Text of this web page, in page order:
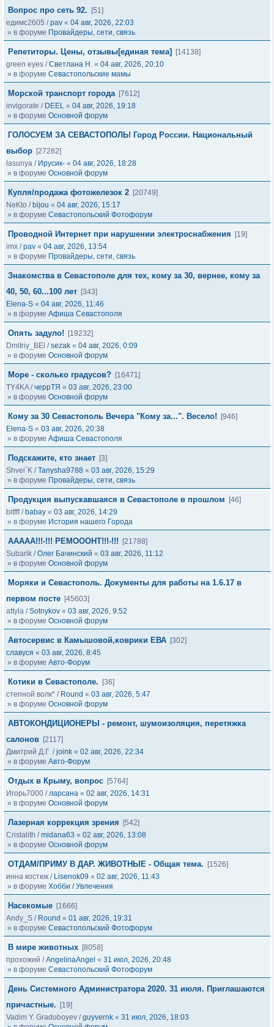
Вопрос про сеть 92.
[51]
едимс2605 /pav « 04 авг, 2026, 22:03
» в форуме Провайдеры, сети, связь
Репетиторы. Цены, отзывы[единая тема]
[14138]
green eyes /Светлана Н. « 04 авг, 2026, 20:10
» в форуме Севастопольские мамы
Морской транспорт города [7612]
invigorate / DEEL « 04 авг, 2026, 19:18
» в форуме Основной форум
ГОЛОСУЕМ ЗА СЕВАСТОПОЛЬ! Город России. Национальный
выбор [27282]
lasunya / Ирусик- « 04 авг, 2026, 18:28
» в форуме Основной форум
Купля/продажа фотожелезок 2 [20749]
NeKto / bijou « 04 авг, 2026, 15:17
» в форуме Севастопольский Фотофорум
Проводной Интернет при нарушении электроснабжения
[19]
imx /pav « 04 авг, 2026, 13:54
» в форуме Провайдеры, сети, связь
Знакомства в Севастополе для тех, кому за 30, вернее, кому за
40, 50, 60...100 лет [343]
Elena-S « 04 авг, 2026, 11:46
» в форуме Афиша Севастополя
Опять задуло!
[19232]
Dmitriy_BEl /sezak « 04 авг, 2026, 0:09
» в форуме Основной форум
Море - сколько градусов? [16471]
TY4KA/черрТЯ « 03 авг, 2026, 23:00
» в форуме Основной форум
Кому за 30 Севастополь Вечера "Кому за...". Весело!
[946]
Elena-S « 03 авг, 2026, 20:38
» в форуме Афиша Севастополя
Подскажите, кто знает [3]
Shvei`K /Tanysha9788 « 03 авг, 2026, 15:29
» в форуме Провайдеры, сети, связь
Продукция выпускавшаяся в Севастополе в прошлом
[46]
bitfff/ babay « 03 авг, 2026, 14:29
» в форуме История нашего Города
ААААА!!!-!!! РЕМОООНТ!!!-!!!
[21788]
Subarik /Олег Бачинский « 03 авг, 2026, 11:12
» в форуме Основной форум
Моряки и Севастополь. Документы для работы на 1.6.17 в
первом посте [45603]
attyla /Sotnykov « 03 авг, 2026, 9:52
» в форуме Основной форум
Автосервис в Камышовой,коврики ЕВА [302]
славуся « 03 авг, 2026, 8:45
» в форуме Авто-Форум
Котики в Севастополе.
[36]
степной волк* / Round « 03 авг, 2026, 5:47
» в форуме Основной форум
АВТОКОНДИЦИОНЕРЫ - ремонт, шумоизоляция, перетяжка
салонов [2117]
Дмитрий Д.Г. /joink « 02 авг, 2026, 22:34
» в форуме Авто-Форум
Отдых в Крыму, вопрос [5764]
Игорь7000 /ларсана « 02 авг, 2026, 14:31
» в форуме Основной форум
Лазерная коррекция зрения
[542]
Cristalith /midana63 « 02 авг, 2026, 13:08
» в форуме Основной форум
ОТДАМ/ПРИМУ В ДАР. ЖИВОТНЫЕ - Общая тема.
[1526]
инна костюк / Lisenok09 « 02 авг, 2026, 11:43
» в форуме Хобби / Увлечения
Насекомые [1666]
Andy_S / Round « 01 авг, 2026, 19:31
» в форуме Севастопольский Фотофорум
В мире животных [8058]
прохожий /AngelinaAngel « 31 июл, 2026, 20:48
» в форуме Севастопольский Фотофорум
День Системного Администратора 2020. 31 июля. Приглашаются
причастные.
[19]
Vadim Y. Gradoboyev /guyvernk « 31 июл, 2026, 18:03